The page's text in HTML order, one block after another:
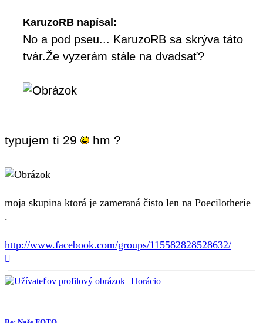
KaruzoRB napísal:
No a pod pseu... KaruzoRB sa skrýva táto
tvár.Že vyzerám stále na dvadsať?
typujem ti 29 hm ?
moja skupina ktorá je zameraná čisto len na Poecilotherie
.
http://www.facebook.com/groups/115582828528632/
Horácio